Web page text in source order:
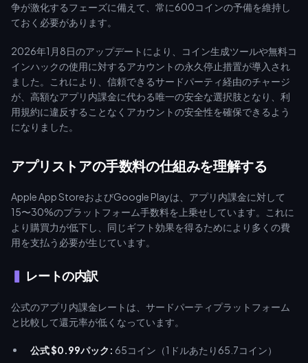
争が激化するフェーズに備えて、常に600コインの予備を維持し
ておく必要があります。
2026年1月8日のアップデートにより、コイン生成ツールや無料コ
インハックの使用に対するアカウントの永久停止措置が導入され
ました。これにより、信頼できるサードパーティ経由のチャージ
が、高額なアプリ内課金に代わる唯一の安全な選択肢となり、利
用規約に違反することなくアカウントの安全性を確保できるよう
になりました。
アプリストアの手数料の仕組みを理解する
Apple App StoreおよびGoogle Playは、アプリ内課金に対して
15〜30%のプラットフォーム手数料を上乗せしています。これに
より購買力が低下し、同じギフト効果を得るためにより多くの費
用を支払う必要が生じています。
レートの内訳
公式のアプリ内課金レートは、サードパーティプラットフォーム
と比較して還元率が低くなっています。
公式 $0.99パック: 65コイン（1ドルあたり65.7コイン）